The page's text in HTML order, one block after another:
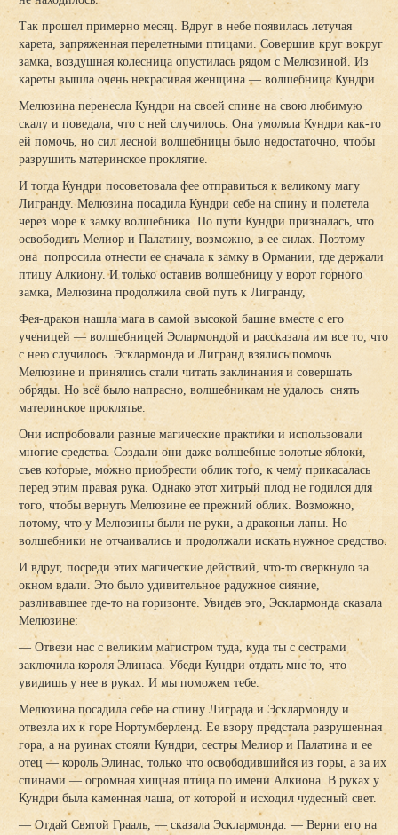
Так прошел примерно месяц. Вдруг в небе появилась летучая
карета, запряженная перелетными птицами. Совершив круг вокруг
замка, воздушная колесница опустилась рядом с Мелюзиной. Из
кареты вышла очень некрасивая женщина — волшебница Кундри.
Мелюзина перенесла Кундри на своей спине на свою любимую
скалу и поведала, что с ней случилось. Она умоляла Кундри как-то
ей помочь, но сил лесной волшебницы было недостаточно, чтобы
разрушить материнское проклятие.
И тогда Кундри посоветовала фее отправиться к великому магу
Лигранду. Мелюзина посадила Кундри себе на спину и полетела
через море к замку волшебника. По пути Кундри призналась, что
освободить Мелиор и Палатину, возможно, в ее силах. Поэтому
она попросила отнести ее сначала к замку в Ормании, где держали
птицу Алкиону. И только оставив волшебницу у ворот горного
замка, Мелюзина продолжила свой путь к Лигранду,
Фея-дракон нашла мага в самой высокой башне вместе с его
ученицей — волшебницей Эслармондой и рассказала им все то, что
с нею случилось. Эсклармонда и Лигранд взялись помочь
Мелюзине и принялись стали читать заклинания и совершать
обряды. Но всё было напрасно, волшебникам не удалось снять
материнское проклятье.
Они испробовали разные магические практики и использовали
многие средства. Создали они даже волшебные золотые яблоки,
съев которые, можно приобрести облик того, к чему прикасалась
перед этим правая рука. Однако этот хитрый плод не годился для
того, чтобы вернуть Мелюзине ее прежний облик. Возможно,
потому, что у Мелюзины были не руки, а драконьи лапы. Но
волшебники не отчаивались и продолжали искать нужное средство.
И вдруг, посреди этих магические действий, что-то сверкнуло за
окном вдали. Это было удивительное радужное сияние,
разливавшее где-то на горизонте. Увидев это, Эсклармонда сказала
Мелюзине:
— Отвези нас с великим магистром туда, куда ты с сестрами
заключила короля Элинаса. Убеди Кундри отдать мне то, что
увидишь у нее в руках. И мы поможем тебе.
Мелюзина посадила себе на спину Лиграда и Эсклармонду и
отвезла их к горе Нортумберленд. Ее взору предстала разрушенная
гора, а на руинах стояли Кундри, сестры Мелиор и Палатина и ее
отец — король Элинас, только что освободившийся из горы, а за их
спинами — огромная хищная птица по имени Алкиона. В руках у
Кундри была каменная чаша, от которой и исходил чудесный свет.
— Отдай Святой Грааль, — сказала Эсклармонда. — Верни его на